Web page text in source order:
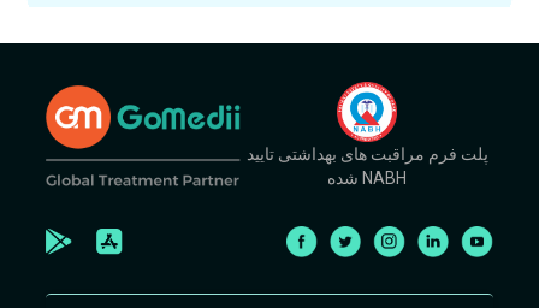
پلت فرم مراقبت های بهداشتی تایید
شده NABH